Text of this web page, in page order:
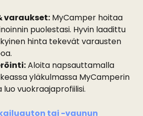
varaukset: MyCamper hoitaa
puolestasi. Hyvin laadittu
hinta tekevät varausten
Aloita napsauttamalla
yläkulmassa MyCamperin
vuokraajaprofiilisi.
tai -vaunun